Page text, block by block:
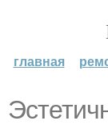
главная